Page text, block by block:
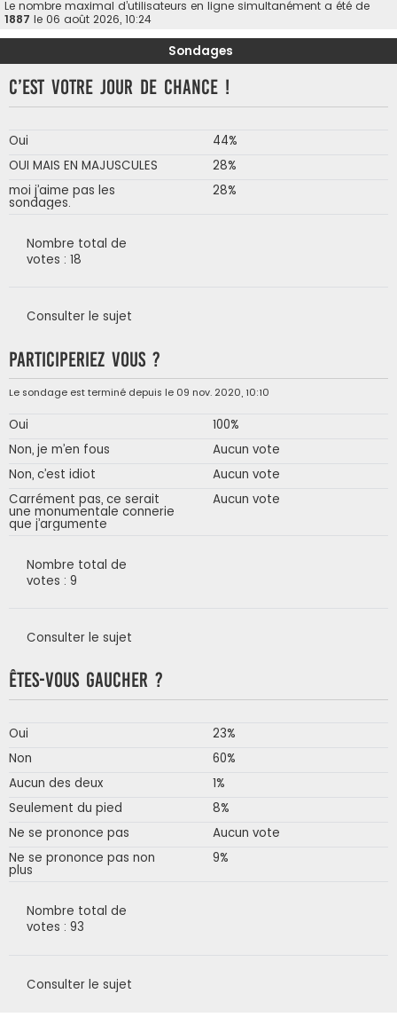
Le nombre maximal d’utilisateurs en ligne simultanément a été de
1887 le 06 août 2026, 10:24
Sondages
C’est votre jour de chance !
Oui
44%
OUI MAIS EN MAJUSCULES
28%
moi j’aime pas les
sondages.
28%
Nombre total de
votes : 18
Consulter le sujet
Participeriez vous ?
Le sondage est terminé depuis le 09 nov. 2020, 10:10
Oui
100%
Non, je m’en fous
Aucun vote
Non, c’est idiot
Aucun vote
Carrément pas, ce serait
une monumentale connerie
que j’argumente
Aucun vote
Nombre total de
votes : 9
Consulter le sujet
Êtes-vous gaucher ?
Oui
23%
Non
60%
Aucun des deux
1%
Seulement du pied
8%
Ne se prononce pas
Aucun vote
Ne se prononce pas non
plus
9%
Nombre total de
votes : 93
Consulter le sujet